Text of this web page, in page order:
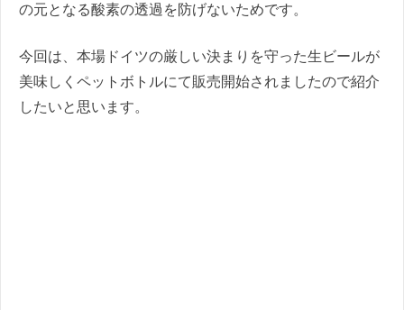
の元となる酸素の透過を防げないためです。
今回は、本場ドイツの厳しい決まりを守った生ビールが
美味しくペットボトルにて販売開始されましたので紹介
したいと思います。